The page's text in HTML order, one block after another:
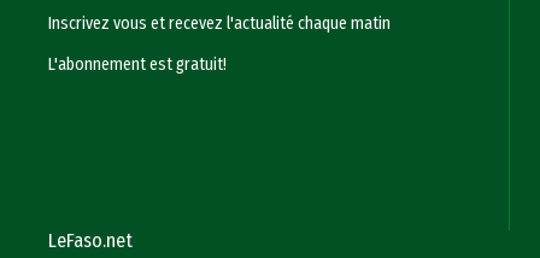
Inscrivez vous et recevez l'actualité chaque matin
L'abonnement est gratuit!
LeFaso.net